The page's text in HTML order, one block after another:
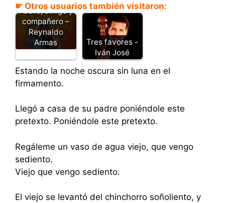
☛ Otros usuarios también visitaron:
Padre, amigo y
compañero –
Reynaldo
Armas
Tres favores -
Iván José
Estando la noche oscura sin luna en el
firmamento.
Llegó a casa de su padre poniéndole este
pretexto. Poniéndole este pretexto.
Regáleme un vaso de agua viejo, que vengo
sediento.
Viejo que vengo sediento.
El viejo se levantó del chinchorro soñoliento, y